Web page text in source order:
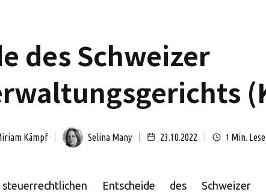
des Schweizer
Kämpf Selina Many 23.10.2022 1 Min.
Entscheide des Schweizer